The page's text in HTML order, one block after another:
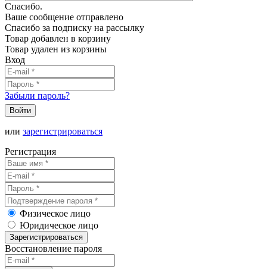
Спасибо.
Ваше сообщение отправлено
Спасибо за подписку на рассылку
Товар добавлен в корзину
Товар удален из корзины
Вход
Забыли пароль?
Войти
или зарегистрироваться
Регистрация
Физическое лицо
Юридическое лицо
Зарегистрироваться
Восстановление пароля